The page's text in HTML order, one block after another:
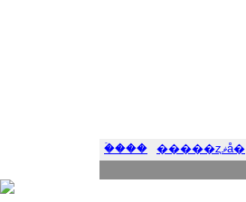
�ۡ��� �����ȥޥå�